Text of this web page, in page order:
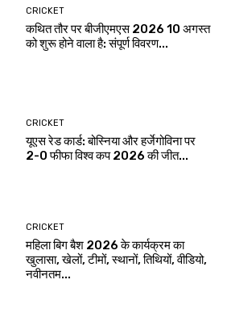
CRICKET
कथित तौर पर बीजीएमएस 2026 10 अगस्त
को शुरू होने वाला है: संपूर्ण विवरण...
CRICKET
यूएस रेड कार्ड: बोस्निया और हर्जेगोविना पर
2-0 फीफा विश्व कप 2026 की जीत...
CRICKET
महिला बिग बैश 2026 के कार्यक्रम का
खुलासा, खेलों, टीमों, स्थानों, तिथियों, वीडियो,
नवीनतम...